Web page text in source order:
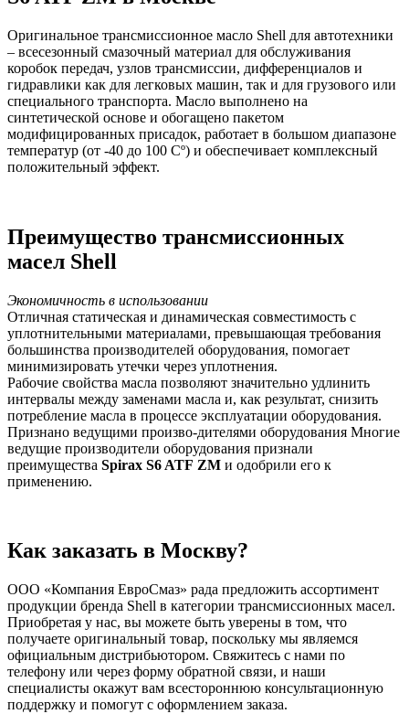
Оригинальное трансмиссионное масло Shell для автотехники
– всесезонный смазочный материал для обслуживания
коробок передач, узлов трансмиссии, дифференциалов и
гидравлики как для легковых машин, так и для грузового или
специального транспорта. Масло выполнено на
синтетической основе и обогащено пакетом
модифицированных присадок, работает в большом диапазоне
температур (от -40 до 100 Сº) и обеспечивает комплексный
положительный эффект.
Преимущество трансмиссионных
масел Shell
Экономичность в использовании
Отличная статическая и динамическая совместимость с
уплотнительными материалами, превышающая требования
большинства производителей оборудования, помогает
минимизировать утечки через уплотнения.
Рабочие свойства масла позволяют значительно удлинить
интервалы между заменами масла и, как результат, снизить
потребление масла в процессе эксплуатации оборудования.
Признано ведущими произво-дителями оборудования Многие
ведущие производители оборудования признали
преимущества Spirax S6 ATF ZM и одобрили его к
применению.
Как заказать в Москву?
ООО «Компания ЕвроСмаз» рада предложить ассортимент
продукции бренда Shell в категории трансмиссионных масел.
Приобретая у нас, вы можете быть уверены в том, что
получаете оригинальный товар, поскольку мы являемся
официальным дистрибьютором. Свяжитесь с нами по
телефону или через форму обратной связи, и наши
специалисты окажут вам всестороннюю консультационную
поддержку и помогут с оформлением заказа.